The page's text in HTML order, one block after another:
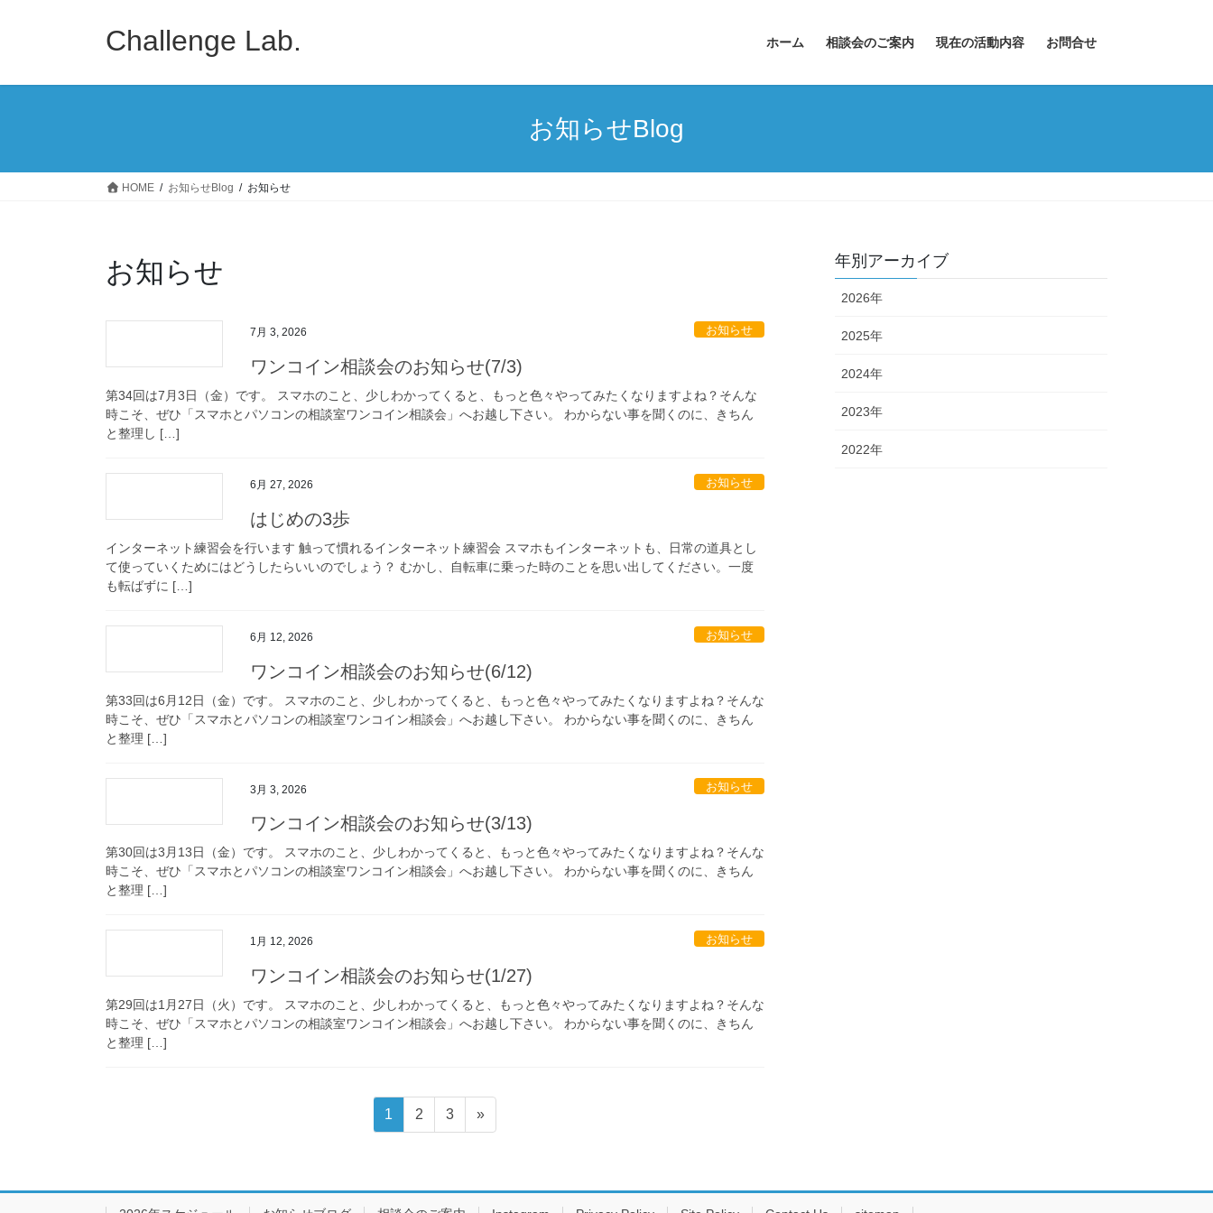
Challenge Lab. ホーム 相談会のご案内 現在の活動内容 お問合せ
お知らせBlog
HOME お知らせBlog お知らせ
お知らせ
7月 3, 2026 お知らせ
ワンコイン相談会のお知らせ(7/3)
第34回は7月3日（金）です。 スマホのこと、少しわかってくると、もっと色々やってみたくなりますよね？そんな
時こそ、ぜひ「スマホとパソコンの相談室ワンコイン相談会」へお越し下さい。 わからない事を聞くのに、きちん
と整理し […]
6月 27, 2026 お知らせ
はじめの3歩
インターネット練習会を行います 触って慣れるインターネット練習会 スマホもインターネットも、日常の道具とし
て使っていくためにはどうしたらいいのでしょう？ むかし、自転車に乗った時のことを思い出してください。一度
も転ばずに […]
6月 12, 2026 お知らせ
ワンコイン相談会のお知らせ(6/12)
第33回は6月12日（金）です。 スマホのこと、少しわかってくると、もっと色々やってみたくなりますよね？そんな
時こそ、ぜひ「スマホとパソコンの相談室ワンコイン相談会」へお越し下さい。 わからない事を聞くのに、きちん
と整理 […]
3月 3, 2026 お知らせ
ワンコイン相談会のお知らせ(3/13)
第30回は3月13日（金）です。 スマホのこと、少しわかってくると、もっと色々やってみたくなりますよね？そんな
時こそ、ぜひ「スマホとパソコンの相談室ワンコイン相談会」へお越し下さい。 わからない事を聞くのに、きちん
と整理 […]
1月 12, 2026 お知らせ
ワンコイン相談会のお知らせ(1/27)
第29回は1月27日（火）です。 スマホのこと、少しわかってくると、もっと色々やってみたくなりますよね？そんな
時こそ、ぜひ「スマホとパソコンの相談室ワンコイン相談会」へお越し下さい。 わからない事を聞くのに、きちん
と整理 […]
ペ
固
定
ジ
1
固
定
ジ
2
固
定
ジ
3 »
年別アーカイブ
2026年
2025年
2024年
2023年
2022年